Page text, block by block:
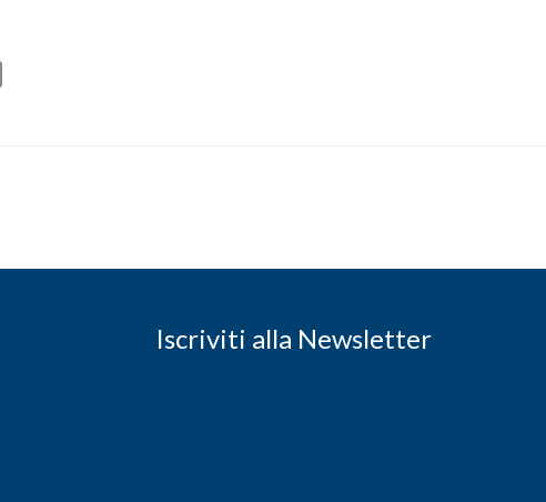
Iscriviti alla Newsletter